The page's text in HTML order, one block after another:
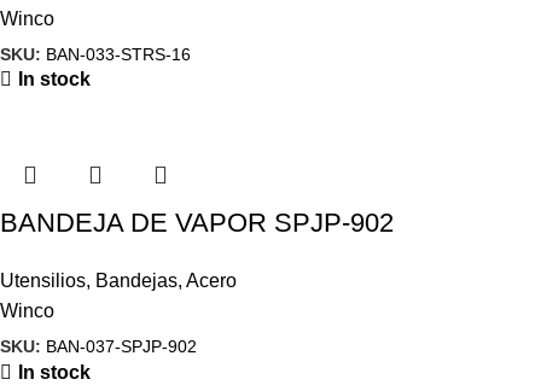
Winco
SKU: BAN-033-STRS-16
In stock
BANDEJA DE VAPOR SPJP-902
Utensilios, Bandejas, Acero
Winco
SKU: BAN-037-SPJP-902
In stock